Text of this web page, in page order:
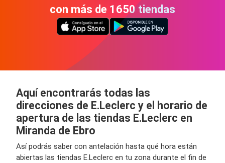
con más de 1650 tiendas
Aquí encontrarás todas las
direcciones de E.Leclerc y el horario de
apertura de las tiendas E.Leclerc en
Miranda de Ebro
Así podrás saber con antelación hasta qué hora están
abiertas las tiendas E.Leclerc en tu zona durante el fin de